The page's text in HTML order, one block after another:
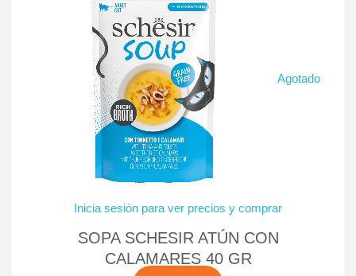
Agotado
Inicia sesión para ver precios y comprar
SOPA SCHESIR ATÚN CON
CALAMARES 40 GR